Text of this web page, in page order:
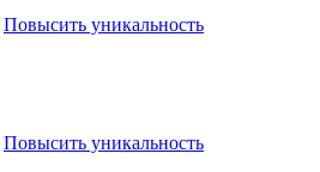
Повысить уникальность
Повысить уникальность